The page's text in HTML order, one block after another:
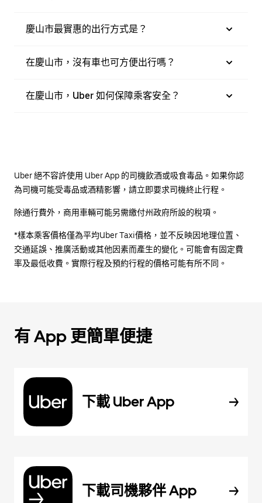
慶山市最實惠的出行方式是？
在慶山市，沒有車也可方便出行嗎？
在慶山市，Uber 如何保障乘客安全？
Uber 絕不容許使用 Uber App 的司機飲酒或吸食毒品。如果你認
為司機可能受毒品或酒精影響，請立即要求司機終止行程。
除通行費外，商用車輛可能另需繳付州政府所設的稅項。
*樣本乘客價格僅為平均Uber Taxi價格，並不反映因地理位置、
交通延誤、推廣活動或其他因素而產生的變化。可能會有固定費
率及最低收費。實際行程及預約行程的價格可能有所不同。
有 App 更簡單便捷
下載 Uber App
下載司機夥伴 App